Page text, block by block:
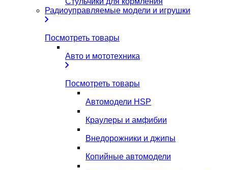
Радиоуправляемые модели и игрушки
Посмотреть товары
Авто и мототехника
Посмотреть товары
Автомодели HSP
Краулеры и амфибии
Внедорожники и джипы
Копийные автомодели